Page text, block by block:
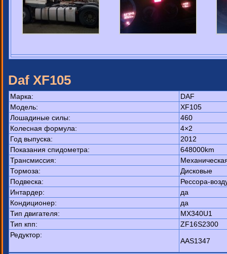
Daf XF105
Марка:
DAF
Модель:
XF105
Лошадиные силы:
460
Колесная формула:
4×2
Год выпуска:
2012
Показания спидометра:
648000km
Трансмиссия:
Тормоза:
Дисковые
Подвеска:
Рессора-
Интардер:
да
Кондиционер:
да
Тип двигателя:
MX340U1
Тип кпп:
ZF16S2300
Редуктор:
AAS1347